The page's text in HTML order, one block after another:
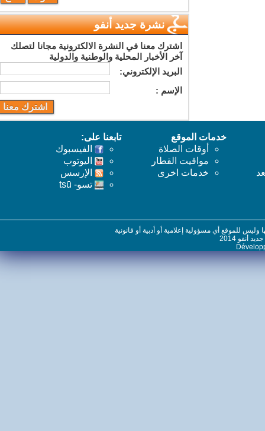
نشرة جديد أنفو
اشترك معنا في النشرة الالكترونية مجانا لتصلك
آخر الأخبار المحلية والوطنية والدولية
البريد اﻹلكتروني:
اﻹسم :
خدمات الموقع
أوقات الصلاة
مواقيت القطار
خدمات اخرى
تابعنا على:
الفيسبوك
اليوتوب
اﻹرسس
تسو- tsū
للموقع أي مسؤولية إعلامية أو أدبية أو قانونية
2014